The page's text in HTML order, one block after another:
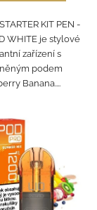
KIT PEN -
WHITE je stylové
zařízení s
podem
Banana....